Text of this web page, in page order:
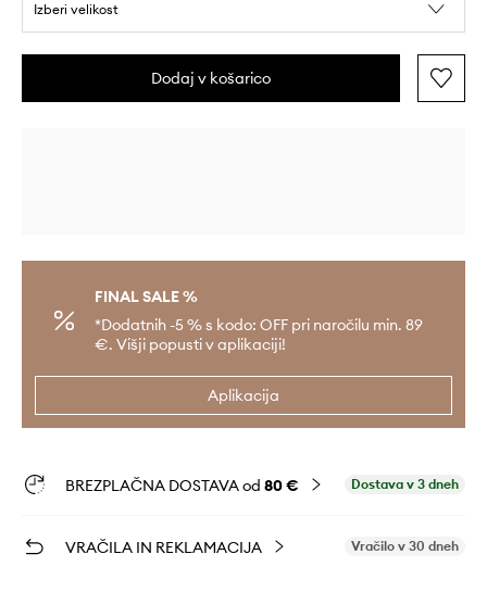
Izberi velikost
Dodaj v košarico
FINAL SALE %
*Dodatnih -5 % s kodo: OFF pri naročilu min. 89
€. Višji popusti v aplikaciji!
Aplikacija
BREZPLAČNA DOSTAVA od 80 € Dostava v 3 dneh
VRAČILA IN REKLAMACIJA Vračilo v 30 dneh